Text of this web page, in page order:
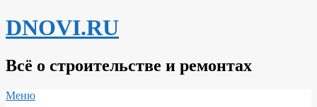
Перейти
к
DNOVI.RU
Всё о строительстве и ремонтах
Вторичное
Меню